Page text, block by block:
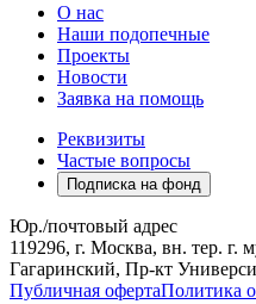
О нас
Наши подопечные
Проекты
Новости
Заявка на помощь
Реквизиты
Частые вопросы
Подписка на фонд
Юр./почтовый адрес
119296, г. Москва, вн. тер. г.
Гагаринский, Пр-кт
Публичная офертаПолитика